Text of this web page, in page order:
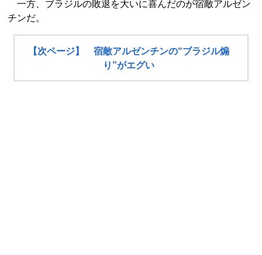
一方、ブラジルの敗退を大いに喜んだのが宿敵アルゼン
チンだ。
【次ページ】 宿敵アルゼンチンの“ブラジル煽
り”がエグい